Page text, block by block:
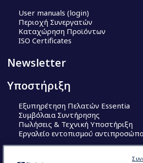
User manuals (login)
Περιοχή Συνεργατών
Καταχώρηση Προϊόντων
ISO Certificates
Newsletter
Υποστήριξη
Εξυπηρέτηση Πελατών Essentia
Συμβόλαια Συντήρησης
Πωλήσεις & Τεχνική Υποστήριξη
Εργαλείο εντοπισμού